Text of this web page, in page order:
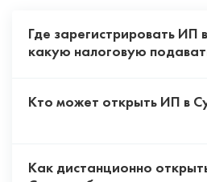
Где зарегистрировать ИП
какую налоговую
В Сургуте только одна
индивидуального
Кто может открыть ИП в
Открыть ИП может любой
Как дистанционно